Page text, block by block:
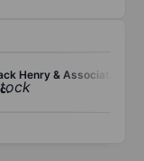
Henry & Associates